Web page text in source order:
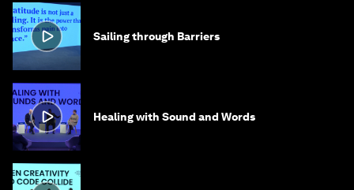
Sailing through Barriers
Healing with Sound and Words